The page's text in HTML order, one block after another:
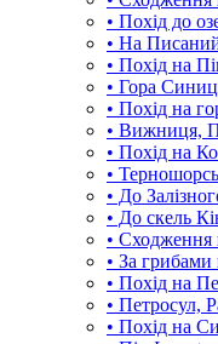
• Похід до
• На
• Похід на
• Гора
• Похід на
• Вижниця,
• Похід на
•
• До
• До скель
• Сходження
• За
• Похід на
• Петросул,
• Похід на